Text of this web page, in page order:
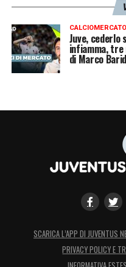
Juve,
infiamma, tre
di Marco
SCARICA L’APP DI JUVENTUS
PRIVACY POLICY E